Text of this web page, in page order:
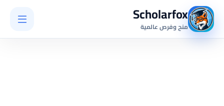
Scholarfox
منح وفرص عالمية